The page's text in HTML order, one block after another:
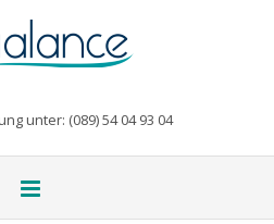
unter: (089) 54 04 93 04